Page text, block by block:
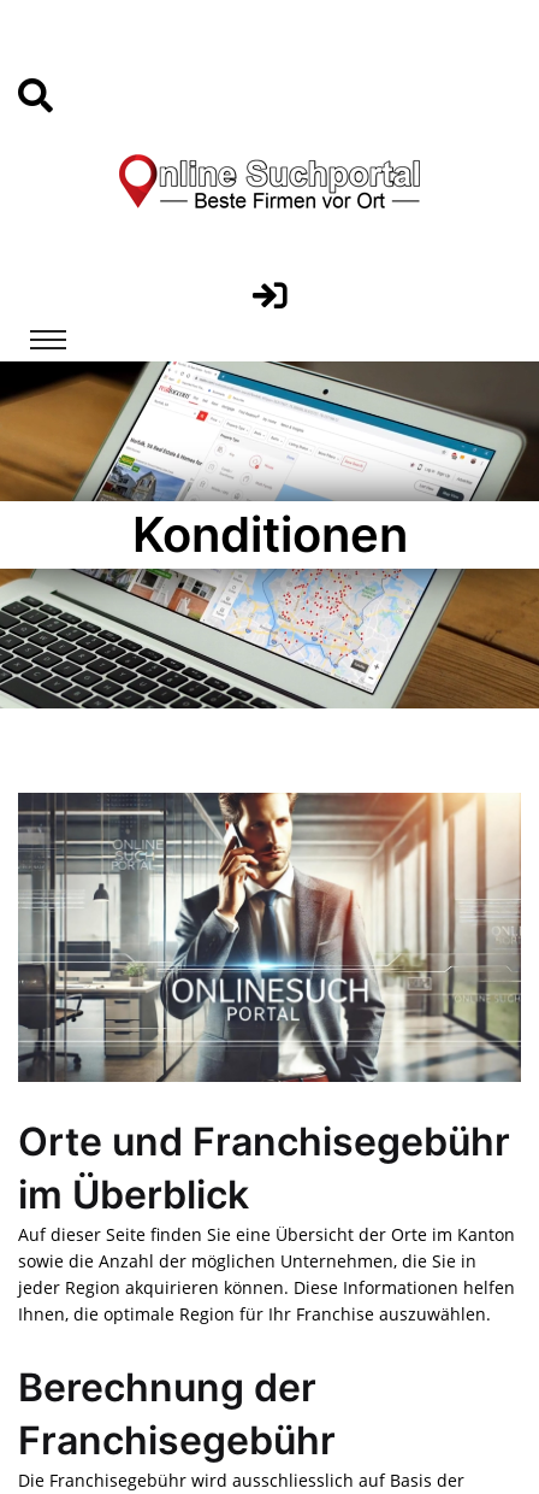
Konditionen
Orte und Franchisegebühr
im Überblick
Auf dieser Seite finden Sie eine Übersicht der Orte im Kanton
sowie die Anzahl der möglichen Unternehmen, die Sie in
jeder Region akquirieren können. Diese Informationen helfen
Ihnen, die optimale Region für Ihr Franchise auszuwählen.
Berechnung der
Franchisegebühr
Die Franchisegebühr wird ausschliesslich auf Basis der